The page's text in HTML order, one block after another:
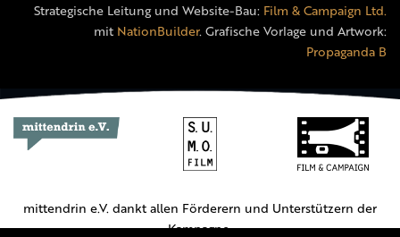
Strategische Leitung und Website-Bau: Film & Campaign Ltd.
mit NationBuilder. Grafische Vorlage und Artwork:
Propaganda B
mittendrin e.V. dankt allen Förderern und Unterstützern der
Kampagne.